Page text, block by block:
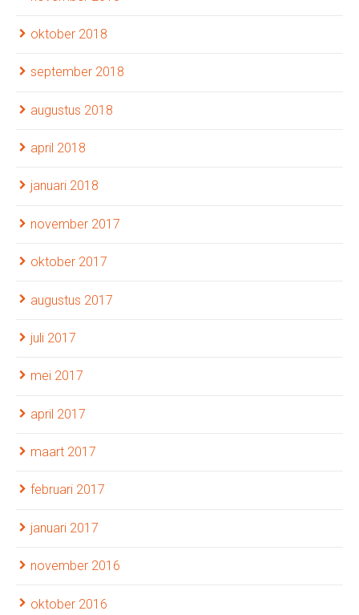
oktober 2018
september 2018
augustus 2018
april 2018
januari 2018
november 2017
oktober 2017
augustus 2017
juli 2017
mei 2017
april 2017
maart 2017
februari 2017
januari 2017
november 2016
oktober 2016